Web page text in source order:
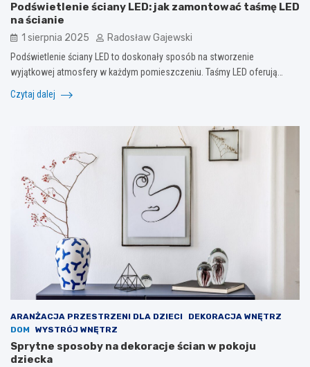
Podświetlenie ściany LED: jak zamontować taśmę LED
na ścianie
1 sierpnia 2025 Radosław Gajewski
Podświetlenie ściany LED to doskonały sposób na stworzenie
wyjątkowej atmosfery w każdym pomieszczeniu. Taśmy LED oferują…
Czytaj dalej
ARANŻACJA PRZESTRZENI DLA DZIECI
DEKORACJA WNĘTRZ
DOM
WYSTRÓJ WNĘTRZ
Sprytne sposoby na dekoracje ścian w pokoju
dziecka